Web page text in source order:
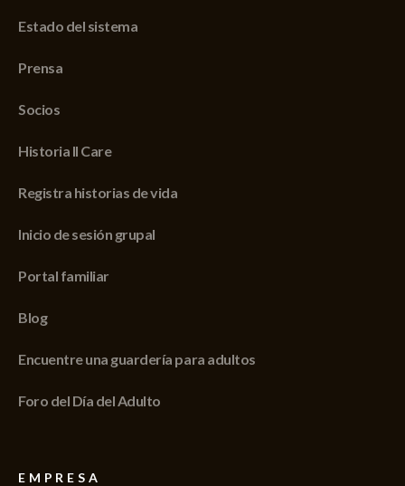
Estado del sistema
Prensa
Socios
Historia II Care
Registra historias de vida
Inicio de sesión grupal
Portal familiar
Blog
Encuentre una guardería para adultos
Foro del Día del Adulto
EMPRESA